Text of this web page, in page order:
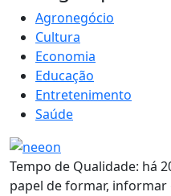
Agronegócio
Cultura
Economia
Educação
Entretenimento
Saúde
Tempo de Qualidade: há
papel de formar,